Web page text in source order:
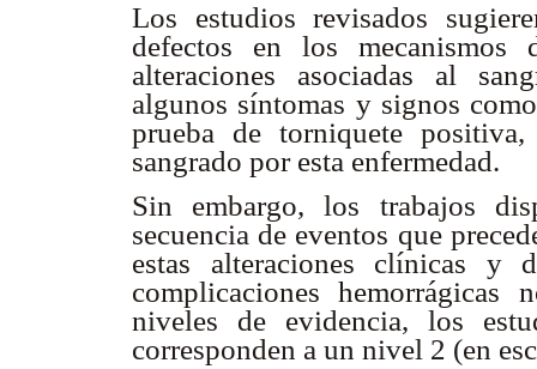
Los estudios revisados
defectos en los
alteraciones asociadas al
algunos síntomas y signos
prueba de torniquete
sangrado por esta enfermedad.
Sin embargo, los trabajos
secuencia de eventos que
estas alteraciones clínicas y
complicaciones
niveles de evidencia, los
corresponden a un nivel 2 (en